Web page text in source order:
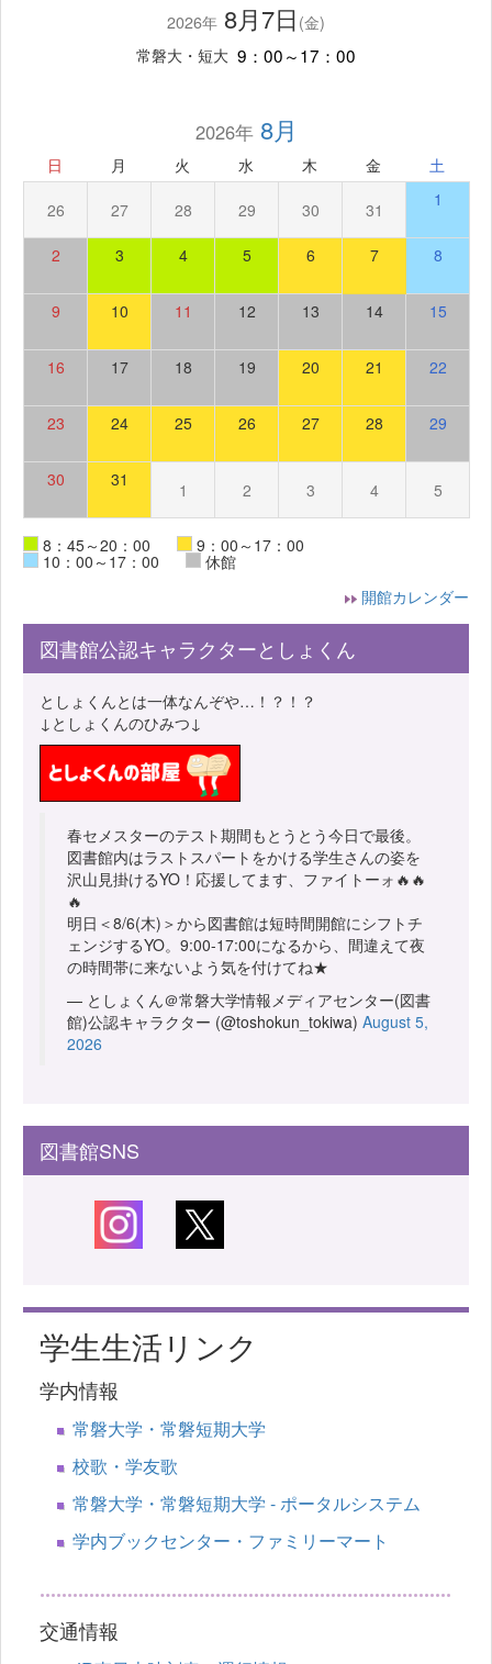
2026年 8月7日 (金)
常磐大・短大 9：00～17：00
2026年8月
日 月 火 水 木 金 土
26 27 28 29 30 31 1
2 3 4 5 6 7 8
9 10 11 12 13 14 15
16 17 18 19 20 21 22
23 24 25 26 27 28 29
30 31 1 2 3 4 5
8：45～20：00 9：00～17：00
10：00～17：00
休館
開館カレンダー
図書館公認キャラクターとしょくん
としょくんとは一体なんぞや…！？！？
↓としょくんのひみつ↓
春セメスターのテスト期間もとうとう今日で最後。
図書館内はラストスパートをかける学生さんの姿を
沢山見掛けるYO！応援してます、ファイトーォ🔥🔥
🔥
明日＜8/6(木)＞から図書館は短時間開館にシフトチ
ェンジするYO。9:00-17:00になるから、間違えて夜
の時間帯に来ないよう気を付けてね★
— としょくん＠常磐大学情報メディアセンター(図書
館)公認キャラクター (@toshokun_tokiwa) August 5,
2026
図書館SNS
学生生活リンク
学内情報
常磐大学・常磐短期大学
校歌・学友歌
常磐大学・常磐短期大学 - ポータルシステム
学内ブックセンター・ファミリーマート
交通情報